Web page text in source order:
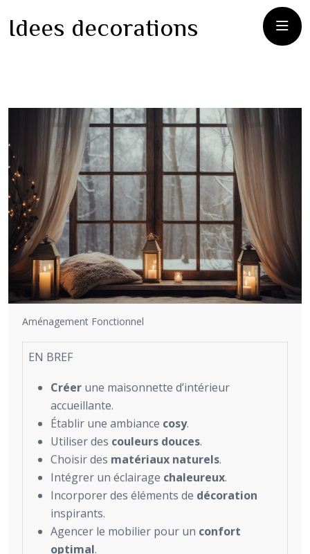
Idees decorations
Aménagement Fonctionnel
EN BREF
Créer une maisonnette d’intérieur
accueillante.
Établir une ambiance cosy.
Utiliser des couleurs douces.
Choisir des matériaux naturels.
Intégrer un éclairage chaleureux.
Incorporer des éléments de décoration
inspirants.
Agencer le mobilier pour un confort
optimal.